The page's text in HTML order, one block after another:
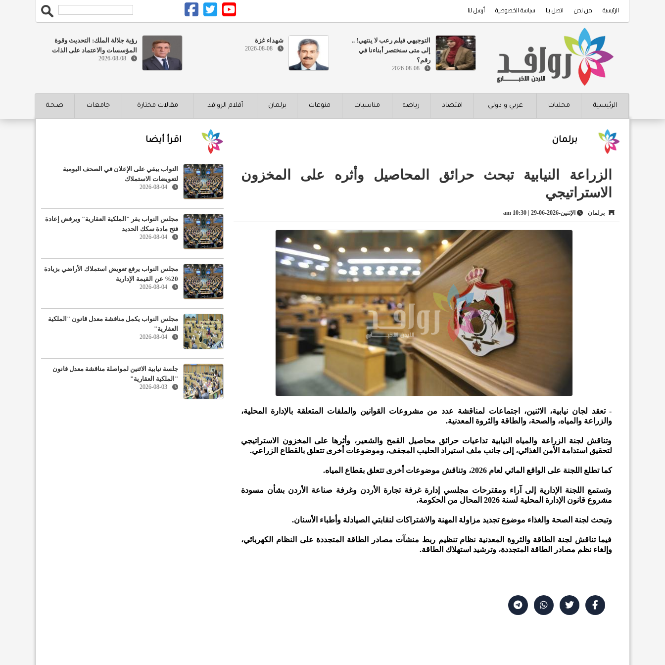
الرئيسية من نحن اتصل بنا سياسة الخصوصية أرسل لنا
التوجيهي فيلم رعب لا ينتهي! ..
إلى متى سنختصر أبناءنا في
رقم؟
2026-08-08
شهداء غزة
2026-08-08
رؤية جلالة الملك: التحديث وقوة
المؤسسات والاعتماد على الذات
2026-08-08
الرئيسية محليات عربي و دولي اقتصاد رياضة مناسبات منوعات برلمان أقلام الروافد مقالات مختارة جامعات صـحـة
برلمان
الزراعة النيابية تبحث حرائق المحاصيل وأثره على المخزون
الاستراتيجي
برلمان الإثنين-2026-06-29 | 10:30 am
- تعقد لجان نيابية، الاثنين، اجتماعات لمناقشة عدد من مشروعات القوانين والملفات المتعلقة بالإدارة المحلية،
والزراعة والمياه، والصحة، والطاقة والثروة المعدنية.
وتناقش لجنة الزراعة والمياه النيابية تداعيات حرائق محاصيل القمح والشعير، وأثرها على المخزون الاستراتيجي
لتحقيق استدامة الأمن الغذائي، إلى جانب ملف استيراد الحليب المجفف، وموضوعات أخرى تتعلق بالقطاع الزراعي.
كما تطلع اللجنة على الواقع المائي لعام 2026، وتناقش موضوعات أخرى تتعلق بقطاع المياه.
وتستمع اللجنة الإدارية إلى آراء ومقترحات مجلسي إدارة غرفة تجارة الأردن وغرفة صناعة الأردن بشأن مسودة
مشروع قانون الإدارة المحلية لسنة 2026 المحال من الحكومة.
وتبحث لجنة الصحة والغذاء موضوع تجديد مزاولة المهنة والاشتراكات لنقابتي الصيادلة وأطباء الأسنان.
فيما تناقش لجنة الطاقة والثروة المعدنية نظام تنظيم ربط منشآت مصادر الطاقة المتجددة على النظام الكهربائي،
وإلغاء نظم مصادر الطاقة المتجددة، وترشيد استهلاك الطاقة.
اقرأ أيضا
النواب يبقي على الإعلان في الصحف اليومية
لتعويضات الاستملاك
2026-08-04
مجلس النواب يقر "الملكية العقارية" ويرفض إعادة
فتح مادة سكك الحديد
2026-08-04
مجلس النواب يرفع تعويض استملاك الأراضي بزيادة
20% عن القيمة الإدارية
2026-08-04
مجلس النواب يكمل مناقشة معدل قانون "الملكية
العقارية"
2026-08-04
جلسة نيابية الاثنين لمواصلة مناقشة معدل قانون
"الملكية العقارية"
2026-08-03